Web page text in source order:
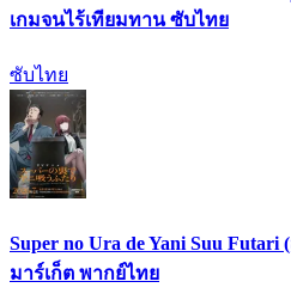
เกมจนไร้เทียมทาน ซับไทย
ซับไทย
Super no Ura de Yani Suu
มาร์เก็ต พากย์ไทย